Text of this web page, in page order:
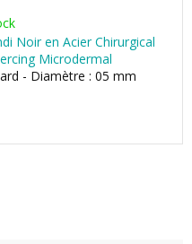
Noir en Acier Chirurgical
Microdermal
- Diamètre : 05 mm